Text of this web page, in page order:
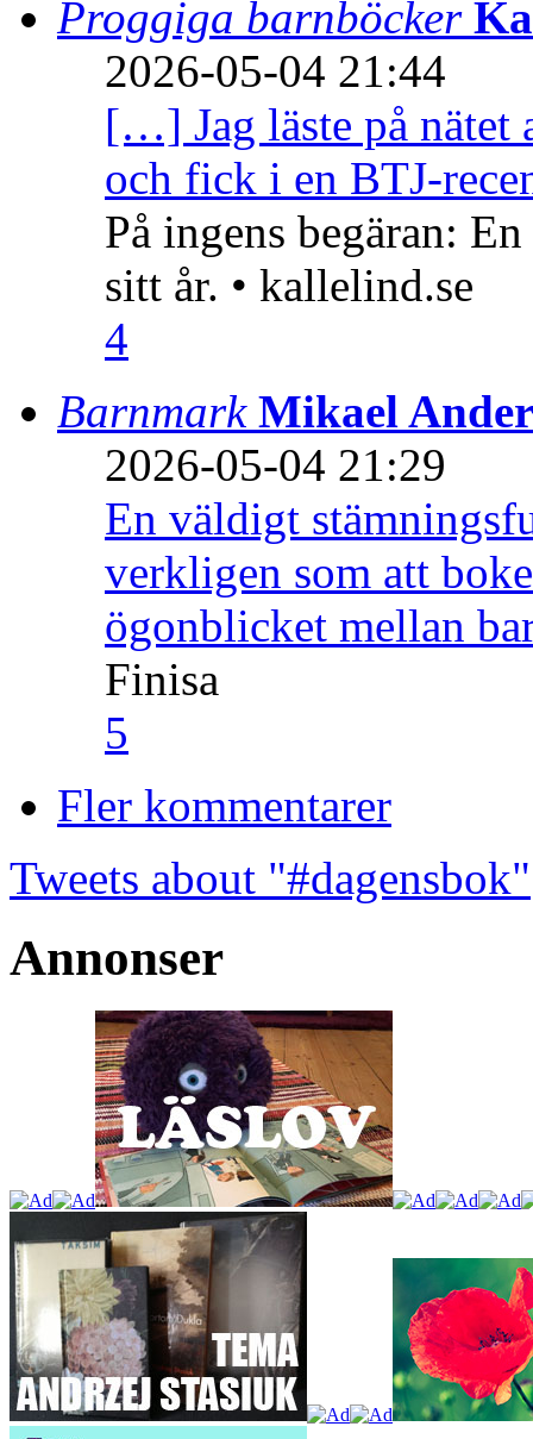
Proggiga barnböcker
2026-05-04 21:44
[…] Jag läste på nätet
och fick i en BTJ-
På ingens begäran:
sitt år. • kallelind.se
4
Barnmark Mikael
2026-05-04 21:29
En väldigt
verkligen som att
ögonblicket mellan
Finisa
5
Fler kommentarer
Tweets about "#dagensbok"
Annonser